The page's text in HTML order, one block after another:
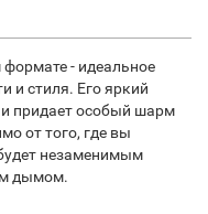
- идеальное
и стиля. Его яркий
и придает особый шарм
от того, где вы
незаменимым
дымом.